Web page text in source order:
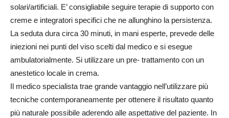
solari/artificiali. E’ consigliabile seguire terapie di supporto con
creme e integratori specifici che ne allunghino la persistenza.
La seduta dura circa 30 minuti, in mani esperte, prevede delle
iniezioni nei punti del viso scelti dal medico e si esegue
ambulatorialmente. Si utilizzare un pre- trattamento con un
anestetico locale in crema.
Il medico specialista trae grande vantaggio nell’utilizzare più
tecniche contemporaneamente per ottenere il risultato quanto
più naturale possibile aderendo alle aspettative del paziente. In